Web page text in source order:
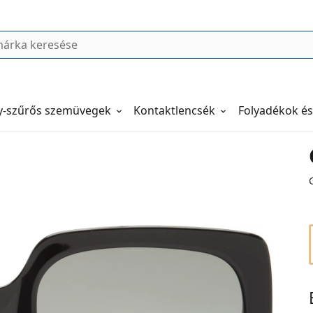
Kontaktlencsék
szűrős szemüvegek Folyadékok